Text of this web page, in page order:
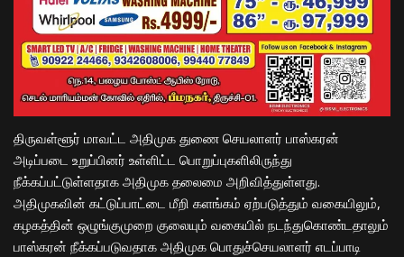
திருவள்ளூர் மாவட்ட அதிமுக துணை செயலாளர் பாஸ்கரன்
அடிப்படை உறுப்பினர் உள்ளிட்ட பொறுப்புகளிலிருந்து
நீக்கப்பட்டுள்ளதாக அதிமுக தலைமை அறிவித்துள்ளது.
அதிமுகவின் கட்டுப்பாட்டை மீறி களங்கம் ஏற்படுத்தும் வகையிலும்,
கழகத்தின் ஒழுங்குமுறை குலையும் வகையில் நடந்துகொண்டதாலும்
பாஸ்கரன் நீக்கப்படுவதாக அதிமுக பொதுச்செயலாளர் எடப்பாடி